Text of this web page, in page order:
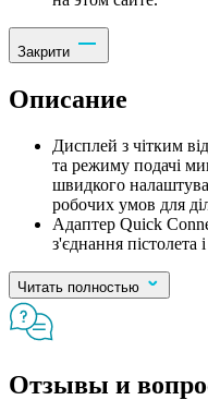
Закрити
Описание
Дисплей з чітким
та режиму подачі
швидкого
робочих умов для
Адаптер Quick
з'єднання пістолета
Читать полностью
Отзывы и